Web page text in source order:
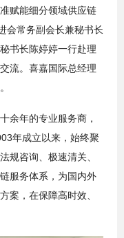
赋能细分领域供应链
会常务副会长兼秘书长
书长陈婷婷一行赴理
流。喜嘉国际总经理
年的专业服务商，
年成立以来，始终聚
规咨询、极速清关、
服务体系，为国内外
案，在保障高时效、